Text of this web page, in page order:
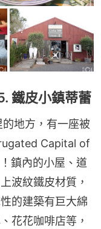
鐵皮小鎮蒂蕾
地方，有一座被
Capital of
鎮內的小屋、道
波紋鐵皮材質，
的建築有巨大綿
花花咖啡店等，